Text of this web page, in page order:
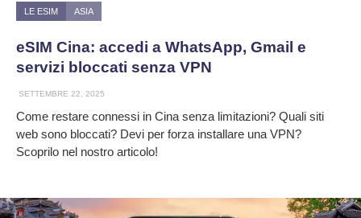
LE ESIM ASIA
eSIM Cina: accedi a WhatsApp, Gmail e
servizi bloccati senza VPN
SETTEMBRE 22, 2025
Come restare connessi in Cina senza limitazioni? Quali siti
web sono bloccati? Devi per forza installare una VPN?
Scoprilo nel nostro articolo!